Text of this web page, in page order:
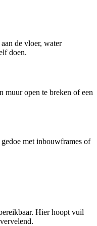
de vloer, water
doen.
muur open te breken of een
met inbouwframes of
Hier hoopt vuil